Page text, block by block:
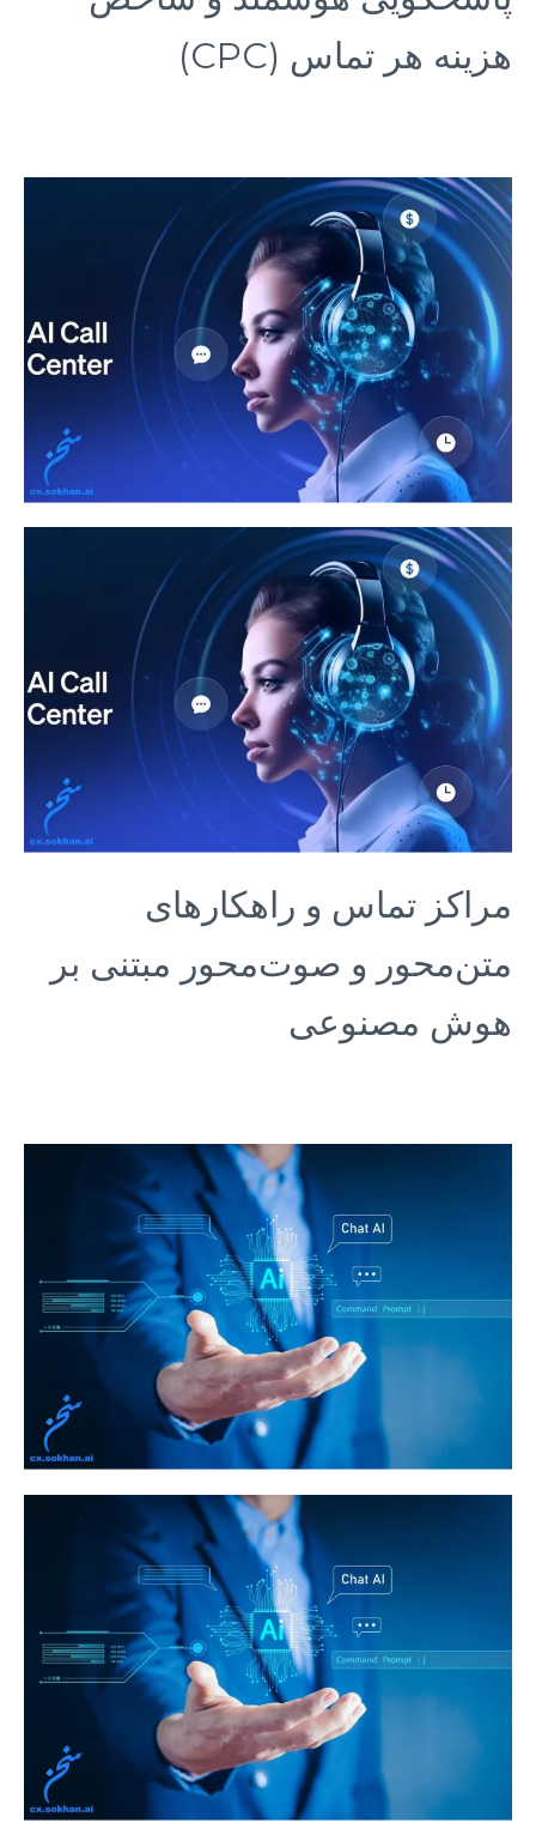
هزینه هر تماس (CPC)
مراکز تماس و راهکارهای
متن‌محور و صوت‌محور مبتنی بر
هوش مصنوعی